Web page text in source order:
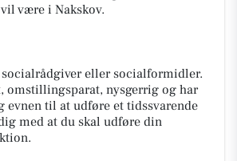
være i Nakskov.
eller socialformidler.
omstillingsparat, nysgerrig og har
evnen til at udføre et tidssvarende
med at du skal udføre din